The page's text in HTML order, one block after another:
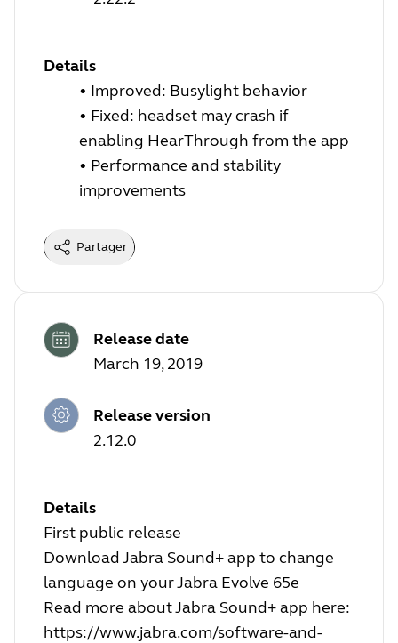
Details
• Improved: Busylight behavior
• Fixed: headset may crash if
enabling HearThrough from the app
• Performance and stability
improvements
Partager
Release date
March 19, 2019
Release version
2.12.0
Details
First public release
Download Jabra Sound+ app to change
language on your Jabra Evolve 65e
Read more about Jabra Sound+ app here:
https://www.jabra.com/software-and-